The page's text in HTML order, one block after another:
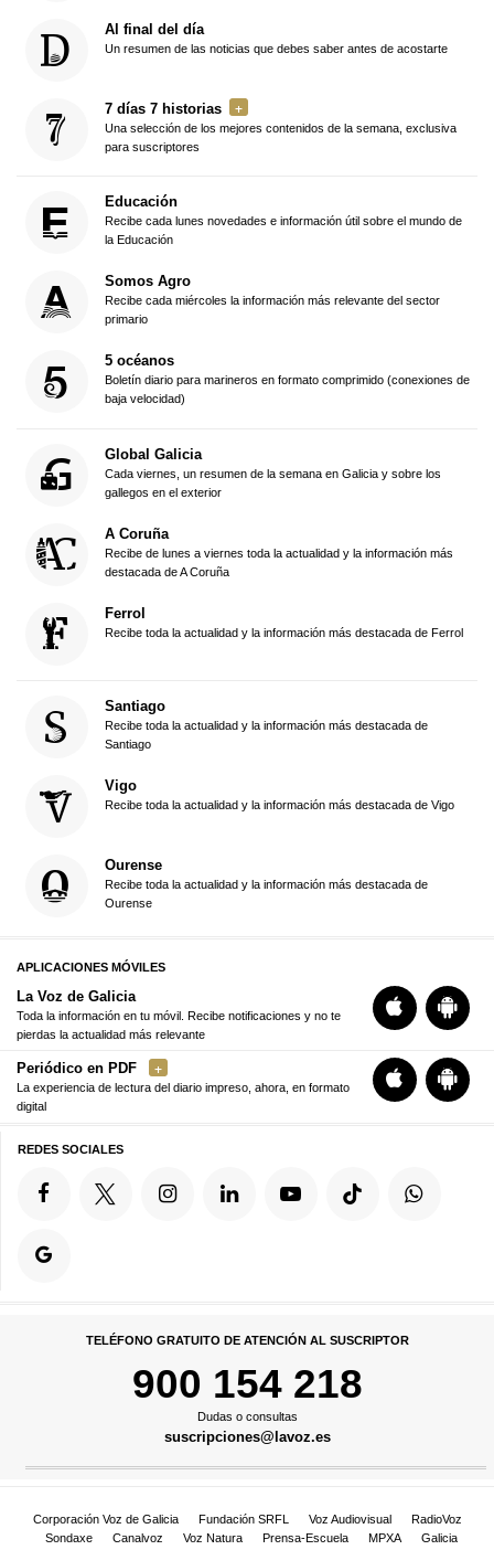
Al final del día
Un resumen de las noticias que debes saber antes de acostarte
7 días 7 historias
Una selección de los mejores contenidos de la semana, exclusiva
para suscriptores
Educación
Recibe cada lunes novedades e información útil sobre el mundo de
la Educación
Somos Agro
Recibe cada miércoles la información más relevante del sector
primario
5 océanos
Boletín diario para marineros en formato comprimido (conexiones de
baja velocidad)
Global Galicia
Cada viernes, un resumen de la semana en Galicia y sobre los
gallegos en el exterior
A Coruña
Recibe de lunes a viernes toda la actualidad y la información más
destacada de A Coruña
Ferrol
Recibe toda la actualidad y la información más destacada de Ferrol
Santiago
Recibe toda la actualidad y la información más destacada de
Santiago
Vigo
Recibe toda la actualidad y la información más destacada de Vigo
Ourense
Recibe toda la actualidad y la información más destacada de
Ourense
APLICACIONES MÓVILES
La Voz de Galicia
Toda la información en tu móvil. Recibe notificaciones y no te
pierdas la actualidad más relevante
Periódico en PDF
La experiencia de lectura del diario impreso, ahora, en formato
digital
REDES SOCIALES
TELÉFONO GRATUITO DE ATENCIÓN AL SUSCRIPTOR
900 154 218
Dudas o consultas
suscripciones@lavoz.es
Corporación Voz de Galicia Fundación SRFL Voz Audiovisual
RadioVoz
Sondaxe
Canalvoz Voz Natura Prensa-Escuela MPXA
Galicia